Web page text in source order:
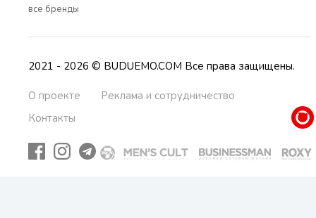
все бренды
2021 - 2026 © BUDUEMO.COM Все права защищены.
О проекте
Реклама и сотрудничество
Контакты